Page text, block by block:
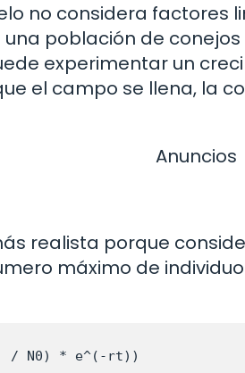
no considera factores
una población de
experimentar un
el campo se llena, la
Anuncios
realista porque
máximo de
/ N0) * e^(-rt))